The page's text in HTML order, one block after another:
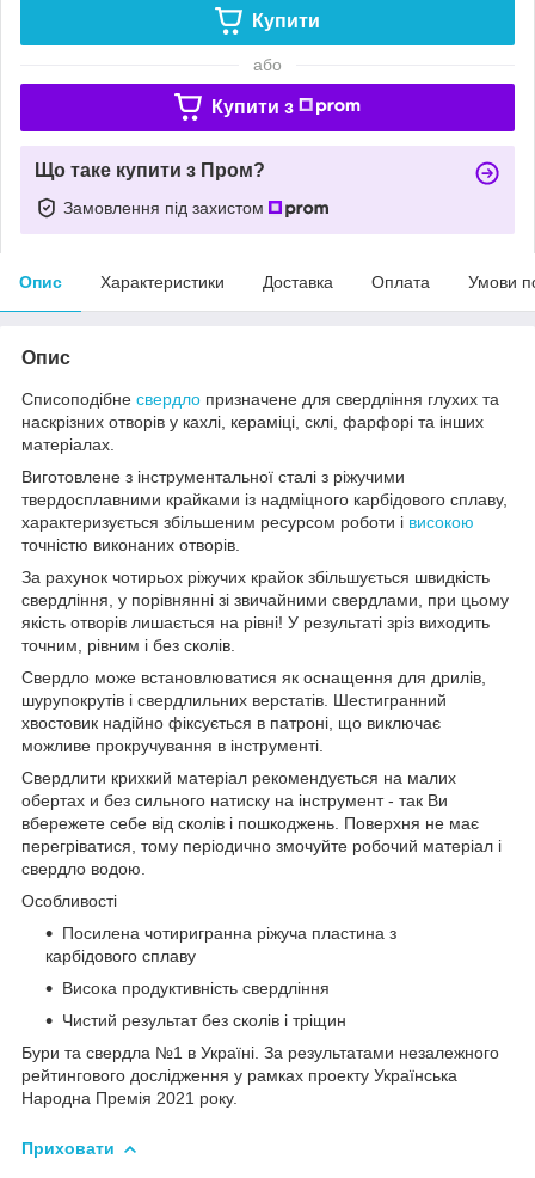
Купити
або
Купити з
Що таке купити з Пром?
Замовлення під захистом
Опис Характеристики Доставка Оплата Умови
Опис
Списоподібне свердло призначене для свердління глухих та
наскрізних отворів у кахлі, кераміці, склі, фарфорі та інших
матеріалах.
Виготовлене з інструментальної сталі з ріжучими
твердосплавними крайками із надміцного карбідового сплаву,
характеризується збільшеним ресурсом роботи і високою
точністю виконаних отворів.
За рахунок чотирьох ріжучих крайок збільшується швидкість
свердління, у порівнянні зі звичайними свердлами, при цьому
якість отворів лишається на рівні! У результаті зріз виходить
точним, рівним і без сколів.
Свердло може встановлюватися як оснащення для дрилів,
шурупокрутів і свердлильних верстатів. Шестигранний
хвостовик надійно фіксується в патроні, що виключає
можливе прокручування в інструменті.
Свердлити крихкий матеріал рекомендується на малих
обертах и без сильного натиску на інструмент - так Ви
вбережете себе від сколів і пошкоджень. Поверхня не має
перегріватися, тому періодично змочуйте робочий матеріал і
свердло водою.
Особливості
Посилена чотиригранна ріжуча пластина з
карбідового сплаву
Висока продуктивність свердління
Чистий результат без сколів і тріщин
Бури та свердла №1 в Україні. За результатами незалежного
рейтингового дослідження у рамках проекту Українська
Народна Премія 2021 року.
Приховати